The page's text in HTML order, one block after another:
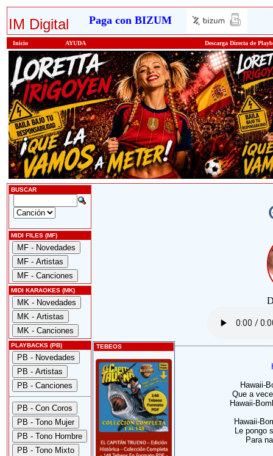
IM Digital Paga con BIZUM
Inicio AYUDA Descarga Directa de
BUSCAR
MIDI FILES (MF)
MIDI KARAOKES (MK)
PLAYBACKS (PB) TEBEOS
Hawaii-
Que a
Hawaii-
Hawaii-
Le pongo
Para